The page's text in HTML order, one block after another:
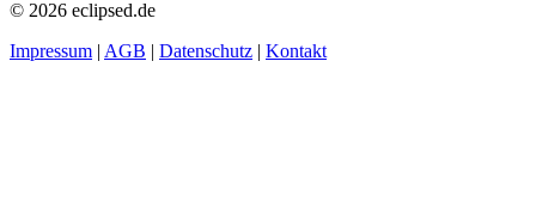
© 2026 eclipsed.de
Impressum | AGB | Datenschutz | Kontakt